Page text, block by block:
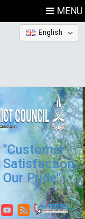
MENU
English
"Customer
Satisfaction,
Our Pride"